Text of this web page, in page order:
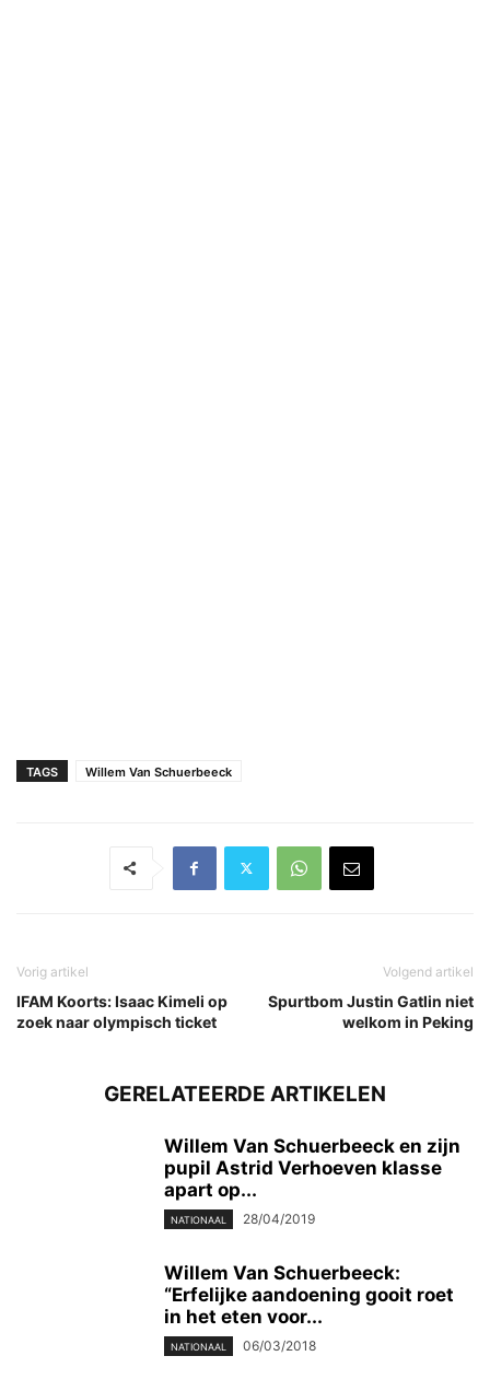
TAGS Willem Van Schuerbeeck
Vorig artikel
IFAM Koorts: Isaac Kimeli op
zoek naar olympisch ticket
Volgend artikel
Spurtbom Justin Gatlin niet
welkom in Peking
GERELATEERDE ARTIKELEN
Willem Van Schuerbeeck en zijn
pupil Astrid Verhoeven klasse
apart op...
NATIONAAL 28/04/2019
Willem Van Schuerbeeck:
“Erfelijke aandoening gooit roet
in het eten voor...
NATIONAAL 06/03/2018